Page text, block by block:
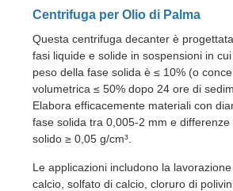
Centrifuga per Olio di Palma
Questa centrifuga decanter è
fasi liquide e solide in sospensioni in
peso della fase solida è ≤ 10% (o
volumetrica ≤ 50% dopo 24 ore di
Elabora efficacemente materiali con
fase solida tra 0,005-2 mm e differenze
solido ≥ 0,05 g/cm³.
Le applicazioni includono la
calcio, solfato di calcio, cloruro di